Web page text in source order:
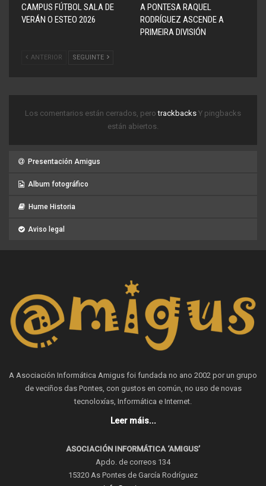
CAMPUS FÚTBOL SALA DE
VERÁN O ESTEO 2026
A PONTESA RAQUEL
RODRÍGUEZ ASCENDE A
PRIMEIRA DIVISIÓN
ANTERIOR SEGUINTE
Los comentarios están cerrados, perotrackbacks Y pingbacks
están abiertos.
Presentación Amigus
Album fotográfico
Hume Historia
Aviso legal
A Asociación Informática Amigus foi fundada no ano 2002 por un grupo
de veciños das Pontes, con gustos en común, no uso de novas
tecnoloxías, Informática e Internet.
Leer máis...
ASOCIACIÓN INFORMÁTICA ‘AMIGUS’
Apdo. de correos 134
15320 As Pontes de García Rodríguez